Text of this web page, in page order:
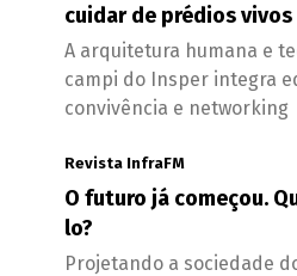
cuidar de prédios vivos
A arquitetura humana e
campi do Insper integra
convivência e networking
Revista InfraFM
O futuro já começou.
lo?
Projetando a sociedade